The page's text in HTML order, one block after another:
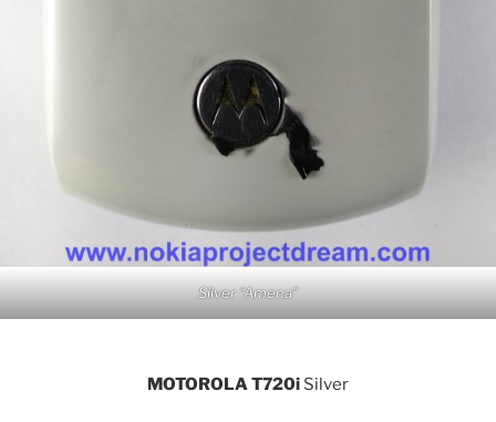
Silver “Amena”
MOTOROLA T720i Silver